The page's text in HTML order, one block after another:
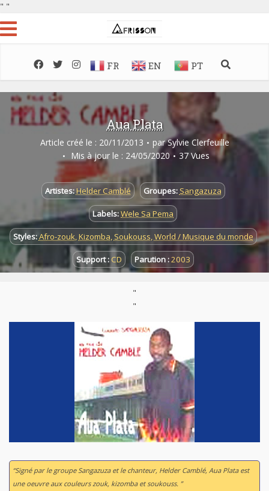
" "
FR EN PT
Aua Plata
Article créé le : 20/11/2013 par Sylvie Clerfeuille
Mis à jour le : 24/05/2020
37 Vues
Artistes:Helder Camblé Groupes: Sangazuza
Labels:Wele Sa Pema
Styles:Afro-zouk,Kizomba, Soukouss,World / Musique du monde
Support : CD Parution :2003
"
"
“Signé par le groupe Sangazuza et le chanteur, Helder Camblé, Aua Plataest
une oeuvre aux couleurs zouk, kizomba et soukouss. ”